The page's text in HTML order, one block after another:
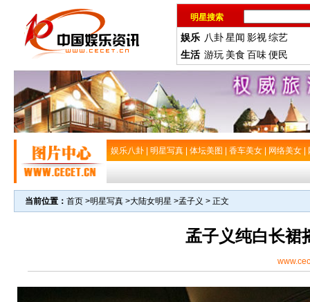
明星搜索
娱乐 八卦星闻 影视综艺
生活 游玩 美食 百味便民
娱乐八卦 明星写真 体坛美图 香车美女 网络美女
当前位置： 首页 >明星写真 >大陆女明星 >孟子义 > 正文
孟子义纯白长裙